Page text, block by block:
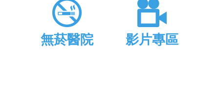
無菸醫院 影片專區